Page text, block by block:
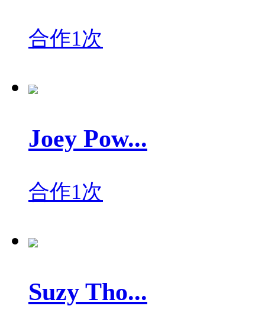
合作1次
Joey Pow...
合作1次
Suzy Tho...